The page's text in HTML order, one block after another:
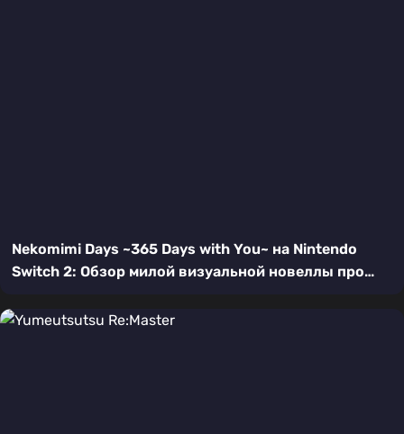
Nekomimi Days ~365 Days with You~ на Nintendo
Switch 2: Обзор милой визуальной новеллы про